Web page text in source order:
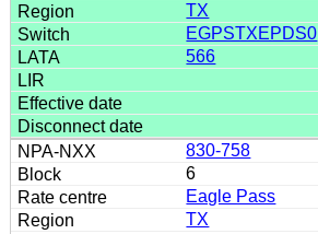
TX
EGPSTXEPDS0
566
830-758
6
Eagle Pass
TX